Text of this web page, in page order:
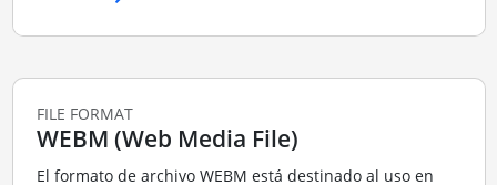
FILE FORMAT
WEBM (Web Media File)
El formato de archivo WEBM está destinado al uso en